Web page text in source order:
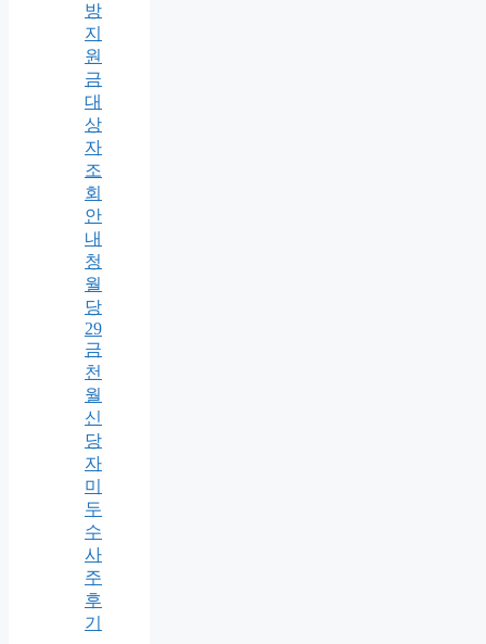
방
지
원
금
대
상
자
조
회
안
내
청
월
당
29
금
천
월
신
당
자
미
두
수
사
주
후
기